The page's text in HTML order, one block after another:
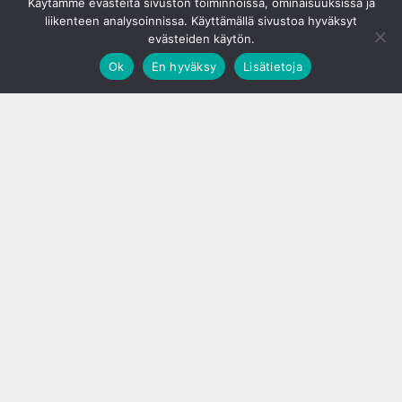
liikenteen analysoinnissa. Käyttämällä sivustoa hyväksyt
evästeiden käytön.
Ok
En hyväksy Lisätietoja